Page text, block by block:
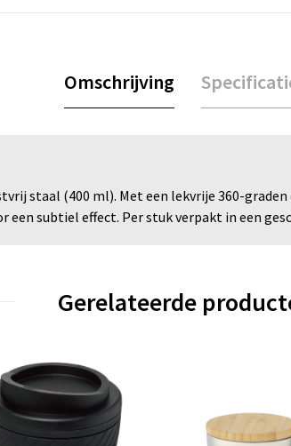
Omschrijving
staal (400 ml). Met een lekvrije 360-
subtiel effect. Per stuk verpakt in een
Gerelateerde